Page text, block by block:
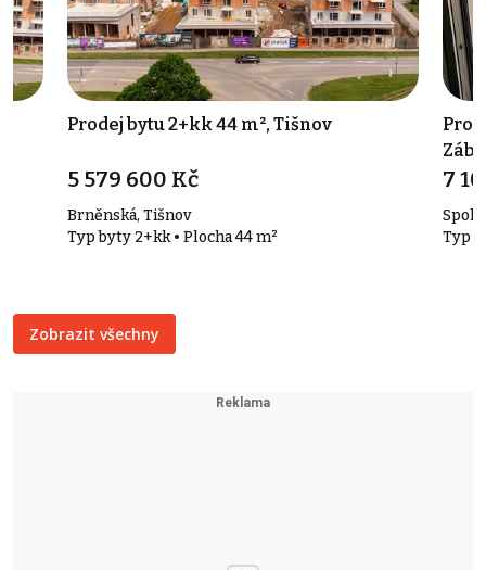
Prodej bytu 2+kk 44 m², Tišnov
5 579 600 Kč
Brněnská, Tišnov
Typ byty 2+kk • Plocha 44 m²
7
Typ
Zobrazit všechny